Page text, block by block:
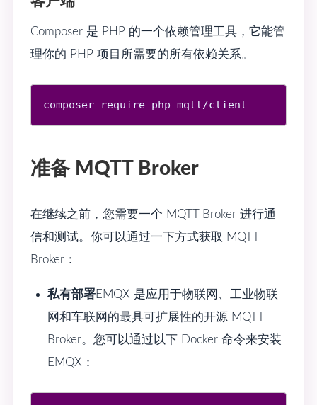
Composer 是 PHP 的一个依赖管理工具，它能管
理你的 PHP 项目所需要的所有依赖关系。
准备 MQTT Broker
在继续之前，您需要一个 MQTT Broker 进行通
信和测试。你可以通过一下方式获取 MQTT
Broker：
私有部署EMQX 是应用于物联网、工业物联
网和车联网的最具可扩展性的开源 MQTT
Broker。您可以通过以下 Docker 命令来安装
EMQX：